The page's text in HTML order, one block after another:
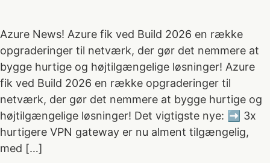
Azure News! Azure fik ved Build 2026 en række
opgraderinger til netværk, der gør det nemmere at
bygge hurtige og højtilgængelige løsninger! Azure
fik ved Build 2026 en række opgraderinger til
netværk, der gør det nemmere at bygge hurtige og
højtilgængelige løsninger! Det vigtigste nye: ➡️ 3x
hurtigere VPN gateway er nu alment tilgængelig,
med […]